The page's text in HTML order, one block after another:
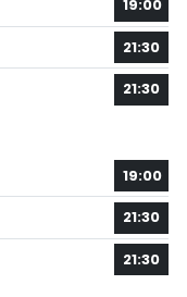
19:00
21:30
21:30
19:00
21:30
21:30